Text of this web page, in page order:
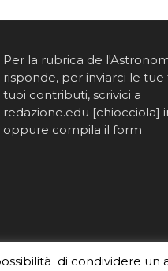
Per la rubrica de
risponde, per inviarci le tue
tuoi contributi, scrivici a
redazione.edu [chiocciola]
oppure compila il form
di condividere